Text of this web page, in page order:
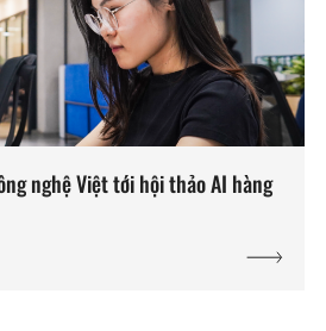
nghệ Việt tới hội thảo AI hàng